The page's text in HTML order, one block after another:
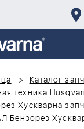
Каталог
техника
Хускварна
Бензорез